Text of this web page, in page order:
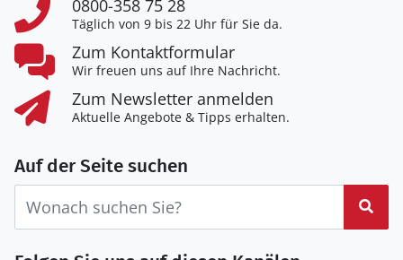
0800-358 75 28
Täglich von 9 bis 22 Uhr für Sie da.
Zum Kontaktformular
Wir freuen uns auf Ihre Nachricht.
Zum Newsletter anmelden
Aktuelle Angebote & Tipps erhalten.
Auf der Seite suchen